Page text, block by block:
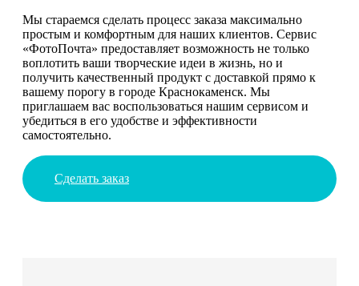
Мы стараемся сделать процесс заказа максимально
простым и комфортным для наших клиентов. Сервис
«ФотоПочта» предоставляет возможность не только
воплотить ваши творческие идеи в жизнь, но и
получить качественный продукт с доставкой прямо к
вашему порогу в городе Краснокаменск. Мы
приглашаем вас воспользоваться нашим сервисом и
убедиться в его удобстве и эффективности
самостоятельно.
Сделать заказ